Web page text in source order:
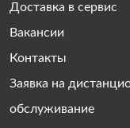
Доставка в сервис
Вакансии
Контакты
Заявка на
обслуживание